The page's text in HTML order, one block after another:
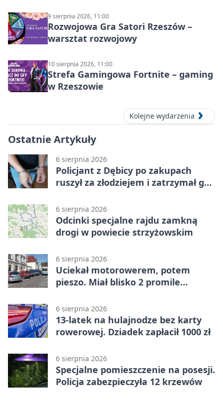
9 sierpnia 2026, 11:00
Rozwojowa Gra Satori Rzeszów –
warsztat rozwojowy
10 sierpnia 2026, 11:00
Strefa Gamingowa Fortnite – gaming
w Rzeszowie
Kolejne wydarzenia
Ostatnie Artykuły
6 sierpnia 2026
Policjant z Dębicy po zakupach
ruszył za złodziejem i zatrzymał go
6 sierpnia 2026
Odcinki specjalne rajdu zamkną
drogi w powiecie strzyżowskim
6 sierpnia 2026
Uciekał motorowerem, potem
pieszo. Miał blisko 2 promile
6 sierpnia 2026
13-latek na hulajnodze bez karty
rowerowej. Dziadek zapłacił 1000 zł
6 sierpnia 2026
Specjalne pomieszczenie na posesji.
Policja zabezpieczyła 12 krzewów